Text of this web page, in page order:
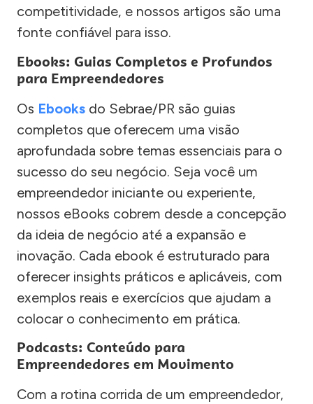
competitividade, e nossos artigos são uma
fonte confiável para isso.
Ebooks: Guias Completos e Profundos
para Empreendedores
Os Ebooks do Sebrae/PR são guias
completos que oferecem uma visão
aprofundada sobre temas essenciais para o
sucesso do seu negócio. Seja você um
empreendedor iniciante ou experiente,
nossos eBooks cobrem desde a concepção
da ideia de negócio até a expansão e
inovação. Cada ebook é estruturado para
oferecer insights práticos e aplicáveis, com
exemplos reais e exercícios que ajudam a
colocar o conhecimento em prática.
Podcasts: Conteúdo para
Empreendedores em Movimento
Com a rotina corrida de um empreendedor,